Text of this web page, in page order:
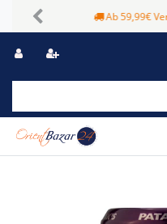
Sichere
Previous